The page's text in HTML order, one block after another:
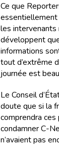
Ce que
les intervenants
développent
informations
tout d’extrême
journée est
Le Conseil
doute que si la
comprendra ces
condamner C-
n’avaient pas